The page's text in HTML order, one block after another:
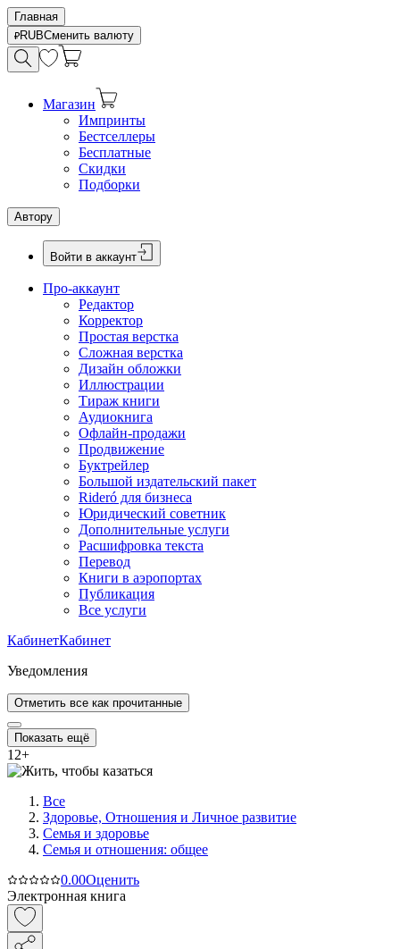
Главная
RUBСменить валюту
Магазин
Импринты
Бестселлеры
Бесплатные
Скидки
Подборки
Автору
Войти в аккаунт
Про-аккаунт
Редактор
Корректор
Простая верстка
Сложная верстка
Дизайн обложки
Иллюстрации
Тираж книги
Аудиокнига
Офлайн-продажи
Продвижение
Буктрейлер
Большой издательский пакет
Rideró для бизнеса
Юридический советник
Дополнительные услуги
Расшифровка текста
Перевод
Книги в аэропортах
Публикация
Все услуги
КабинетКабинет
Уведомления
Отметить все как прочитанные
Показать ещё
12+
Все
Здоровье, Отношения и Личное развитие
Семья и здоровье
Семья и отношения: общее
0.00Оценить
Электронная книга